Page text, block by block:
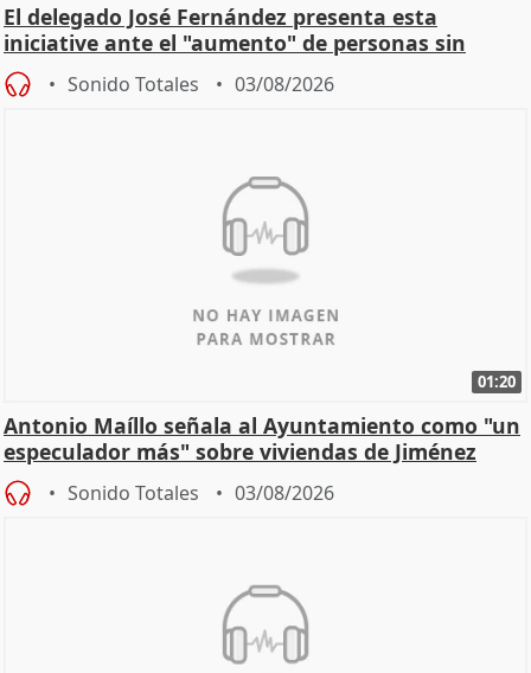
El delegado José Fernández presenta esta
iniciative ante el "aumento" de personas sin
hogar en Madri
Sonido Totales 03/08/2026
01:20
Antonio Maíllo señala al Ayuntamiento como "un
especulador más" sobre viviendas de Jiménez
Becerril
Sonido Totales 03/08/2026